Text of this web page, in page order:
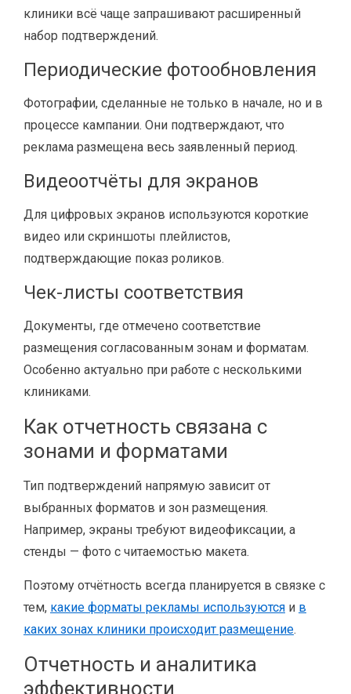
клиники всё чаще запрашивают расширенный
набор подтверждений.
Периодические фотообновления
Фотографии, сделанные не только в начале, но и в
процессе кампании. Они подтверждают, что
реклама размещена весь заявленный период.
Видеоотчёты для экранов
Для цифровых экранов используются короткие
видео или скриншоты плейлистов,
подтверждающие показ роликов.
Чек-листы соответствия
Документы, где отмечено соответствие
размещения согласованным зонам и форматам.
Особенно актуально при работе с несколькими
клиниками.
Как отчетность связана с
зонами и форматами
Тип подтверждений напрямую зависит от
выбранных форматов и зон размещения.
Например, экраны требуют видеофиксации, а
стенды — фото с читаемостью макета.
Поэтому отчётность всегда планируется в связке с
тем, какие форматы рекламы используются и в
каких зонах клиники происходит размещение.
Отчетность и аналитика
эффективности